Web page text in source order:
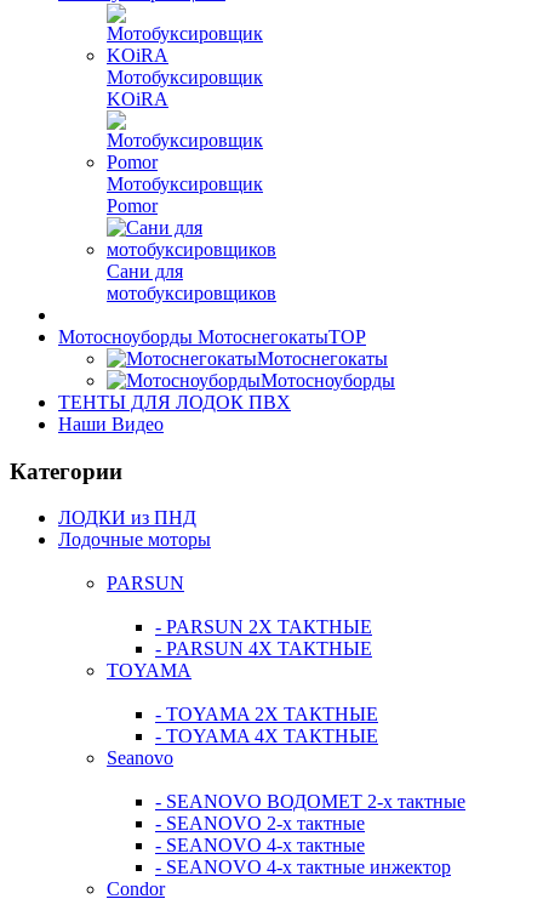
Мотобуксировщик
KOiRA
Мотобуксировщик
Pomor
Сани для
мотобуксировщиков
Мотосноуборды МотоснегокатыTOP
Мотоснегокаты
Мотосноуборды
ТЕНТЫ ДЛЯ ЛОДОК ПВХ
Наши Видео
Категории
ЛОДКИ из ПНД
Лодочные моторы
PARSUN
- PARSUN 2Х ТАКТНЫЕ
- PARSUN 4Х ТАКТНЫЕ
TOYAMA
- TOYAMA 2Х ТАКТНЫЕ
- TOYAMA 4Х ТАКТНЫЕ
Seanovo
- SEANOVO ВОДОМЕТ 2-х тактные
- SEANOVO 2-х тактные
- SEANOVO 4-х тактные
- SEANOVO 4-х тактные инжектор
Condor